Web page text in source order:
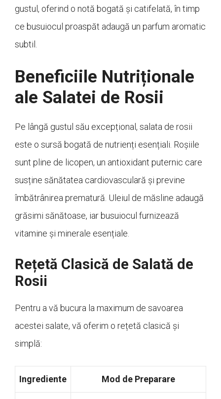
gustul, oferind o notă bogată și catifelată, în timp
ce busuiocul proaspăt adaugă un parfum aromatic
subtil.
Beneficiile Nutriționale
ale Salatei de Rosii
Pe lângă gustul său excepțional, salata de rosii
este o sursă bogată de nutrienți esențiali. Roșiile
sunt pline de licopen, un antioxidant puternic care
susține sănătatea cardiovasculară și previne
îmbătrânirea prematură. Uleiul de măsline adaugă
grăsimi sănătoase, iar busuiocul furnizează
vitamine și minerale esențiale.
Rețetă Clasică de Salată de
Rosii
Pentru a vă bucura la maximum de savoarea
acestei salate, vă oferim o rețetă clasică și
simplă:
Ingrediente Mod de Preparare